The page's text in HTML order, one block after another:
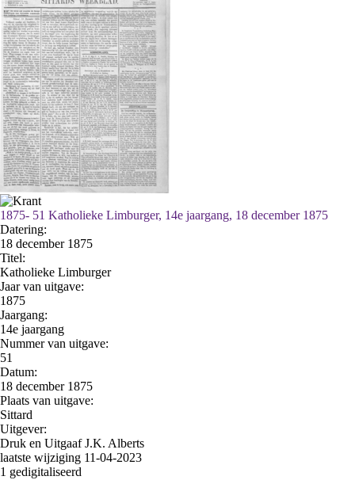
1875- 51 Katholieke Limburger, 14e jaargang, 18 december 1875
Datering:
18 december 1875
Titel:
Katholieke Limburger
Jaar van uitgave:
1875
Jaargang:
14e jaargang
Nummer van uitgave:
51
Datum:
18 december 1875
Plaats van uitgave:
Sittard
Uitgever:
Druk en Uitgaaf J.K. Alberts
laatste wijziging 11-04-2023
1 gedigitaliseerd